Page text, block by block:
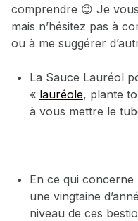
comprendre 😉 Je
mais n’hésitez pas à
ou à me suggérer
La Sauce Lauréol
« lauréole, plante
à vous mettre le
En ce qui concerne
une vingtaine
niveau de ces